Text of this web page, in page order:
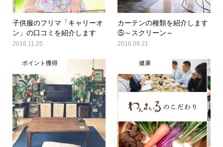
子供服のフリマ「キャリーオ
ン」の口コミを紹介します
2016.11.25
カーテンの種類を紹介します
⑤～スクリーン～
2016.09.21
ポイント獲得 健康